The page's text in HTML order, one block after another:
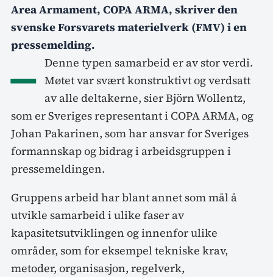
Area Armament, COPA ARMA, skriver den
svenske Forsvarets materielverk (FMV) i en
pressemelding.
– Denne typen samarbeid er av stor verdi.
Møtet var svært konstruktivt og verdsatt
av alle deltakerne, sier Björn Wollentz,
som er Sveriges representant i COPA ARMA, og
Johan Pakarinen, som har ansvar for Sveriges
formannskap og bidrag i arbeidsgruppen i
pressemeldingen.
Gruppens arbeid har blant annet som mål å
utvikle samarbeid i ulike faser av
kapasitetsutviklingen og innenfor ulike
områder, som for eksempel tekniske krav,
metoder, organisasjon, regelverk,